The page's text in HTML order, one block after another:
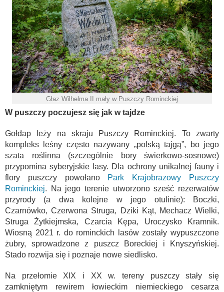
Głaz Wilhelma II mały w Puszczy Rominckiej
W puszczy poczujesz się jak w tajdze
Gołdap leży na skraju Puszczy Rominckiej. To zwarty
kompleks leśny często nazywany „polską tajgą”, bo jego
szata roślinna (szczególnie bory świerkowo-sosnowe)
przypomina syberyjskie lasy. Dla ochrony unikalnej fauny i
flory puszczy powołano Park Krajobrazowy Puszczy
Rominckiej. Na jego terenie utworzono sześć rezerwatów
przyrody (a dwa kolejne w jego otulinie): Boczki,
Czarnówko, Czerwona Struga, Dziki Kąt, Mechacz Wielki,
Struga Żytkiejmska, Czarcia Kępa, Uroczysko Kramnik.
Wiosną 2021 r. do rominckich lasów zostały wypuszczone
żubry, sprowadzone z puszcz Boreckiej i Knyszyńskiej.
Stado rozwija się i poznaje nowe siedlisko.
Na przełomie XIX i XX w. tereny puszczy stały się
zamkniętym rewirem łowieckim niemieckiego cesarza